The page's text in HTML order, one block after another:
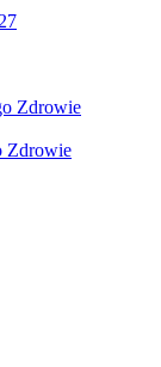
Zdrowie
Zdrowie